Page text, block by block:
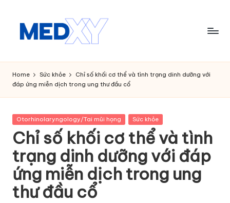
M
e
d
x
y
A
I
Home Sức khỏe
Chỉ số khối cơ thể và tình trạng dinh dưỡng với
đáp ứng miễn dịch trong ung thư đầu cổ
Posted
Otorhinolaryngology/Tai mũi họng Sức khỏe
Chỉ số khối cơ thể và tình
trạng dinh dưỡng với đáp
ứng miễn dịch trong ung
thư đầu cổ